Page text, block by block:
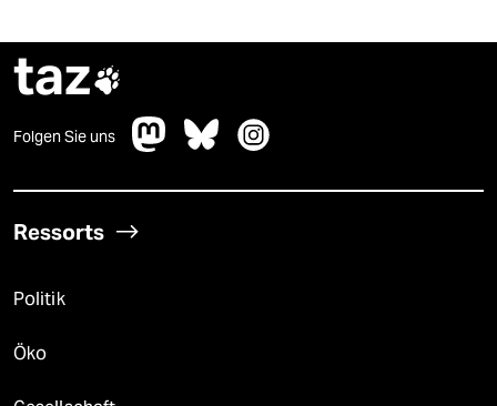
taz
Folgen Sie uns
Ressorts
Politik
Öko